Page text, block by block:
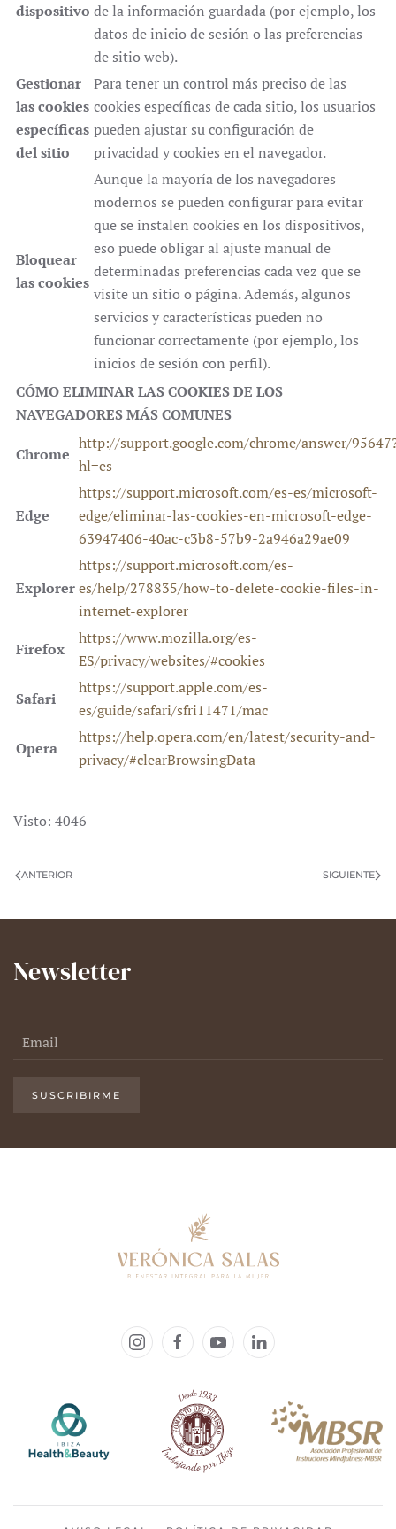
dispositivo de la información guardada (por ejemplo, los
datos de inicio de sesión o las preferencias
de sitio web).
Gestionar
las cookies
específicas
del sitio
Para tener un control más preciso de las
cookies específicas de cada sitio, los usuarios
pueden ajustar su configuración de
privacidad y cookies en el navegador.
Bloquear
las cookies
Aunque la mayoría de los navegadores
modernos se pueden configurar para evitar
que se instalen cookies en los dispositivos,
eso puede obligar al ajuste manual de
determinadas preferencias cada vez que se
visite un sitio o página. Además, algunos
servicios y características pueden no
funcionar correctamente (por ejemplo, los
inicios de sesión con perfil).
CÓMO ELIMINAR LAS COOKIES DE LOS
NAVEGADORES MÁS COMUNES
Chrome
http://support.google.com/chrome/answer/
hl=es
Edge
https://support.microsoft.com/es-es/microsoft-
edge/eliminar-las-cookies-en-microsoft-edge-
63947406-40ac-c3b8-57b9-2a946a29ae09
Explorer
https://support.microsoft.com/es-
es/help/278835/how-to-delete-cookie-files-in-
internet-explorer
Firefox
https://www.mozilla.org/es-
ES/privacy/websites/#cookies
Safari
https://support.apple.com/es-
es/guide/safari/sfri11471/mac
Opera
https://help.opera.com/en/latest/security-and-
privacy/#clearBrowsingData
Visto: 4046
ANTERIOR SIGUIENTE
Newsletter
SUSCRIBIRME